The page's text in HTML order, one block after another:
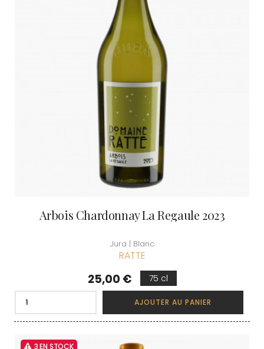
Arbois Chardonnay La Regaule 2023
Jura | Blanc
RATTE
Prix
25,00 € 75 cl
AJOUTER AU PANIER
3 EN STOCK